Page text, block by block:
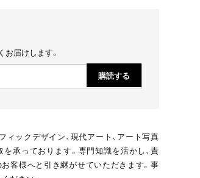
届けします。
ィックデザイン、現代アート、アート写真
を承っております。専門知識を活かし、責
客様へと引き継がせていただきます。事